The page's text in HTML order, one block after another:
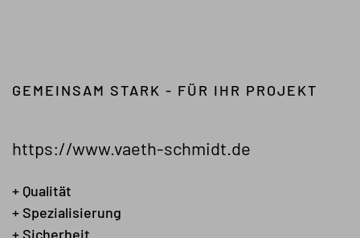
GEMEINSAM STARK - FÜR IHR PROJEKT
https://www.vaeth-schmidt.de
+ Qualität
+ Spezialisierung
+ Sicherheit